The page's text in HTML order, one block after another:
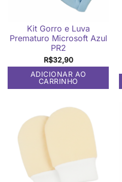
Kit Gorro e Luva
Prematuro Microsoft Azul
PR2
R$32,90
ADICIONAR AO
CARRINHO